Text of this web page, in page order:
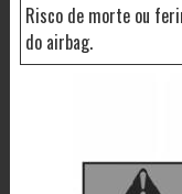
Risco de morte ou
do airbag.